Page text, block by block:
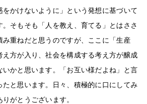
をかけないように」という発想に基づいて
そもそも「人を教え、育てる」とはささ
重ねだと思うのですが、ここに「生産
方が入り、社会を構成する考え方が醸成
いかと思います。「お互い様だよね」と言
たと思います。日々、積極的に口にしてみ
がとうございます。